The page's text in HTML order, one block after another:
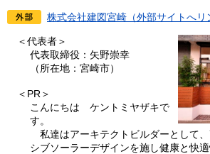
株式会社建図宮崎（外部サイトへリ
＜代表者＞
代表取締役：矢野崇幸
（所在地：宮崎市）
＜PR＞
こんにちは
ケントミヤザキで
す。
私達はアーキテクトビルダーとして
シブソーラーデザインを施し健康と快適